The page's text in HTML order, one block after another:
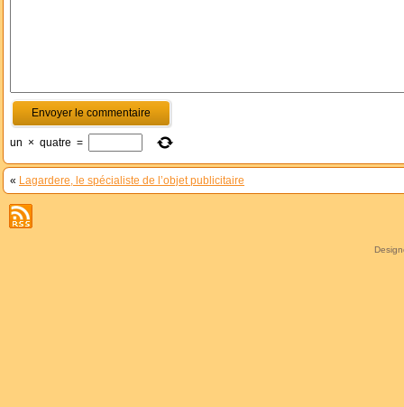
un × quatre =
« Lagardere, le spécialiste de l’objet publicitaire